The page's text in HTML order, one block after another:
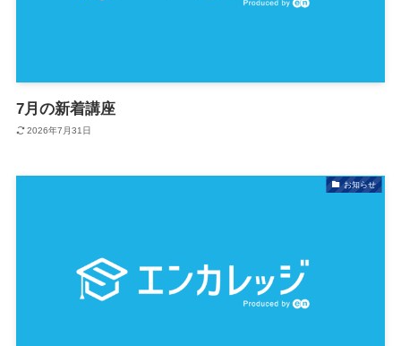
7月の新着講座
2026年7月31日
お知らせ